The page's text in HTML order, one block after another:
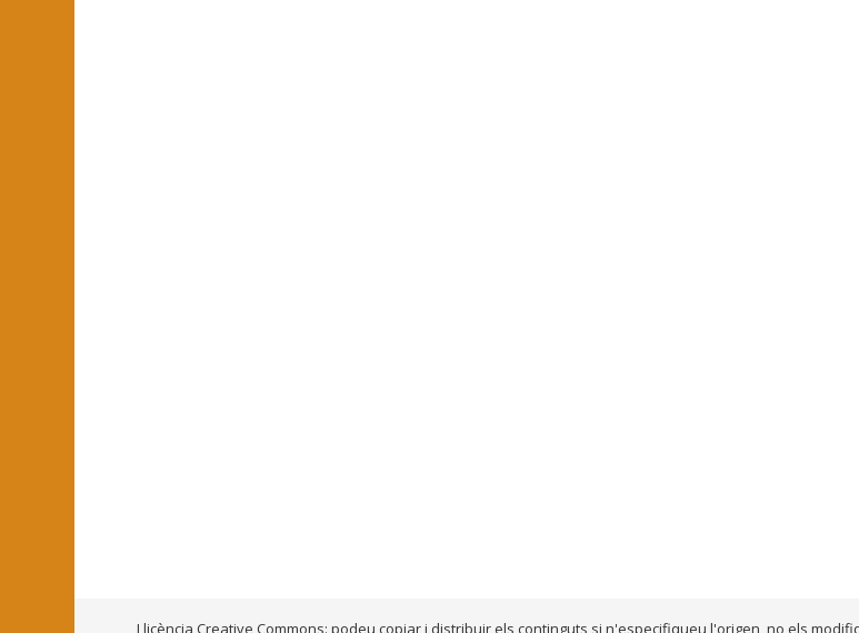
Llicència Creative Commons: podeu copiar i distribuir els continguts si n'especifiqueu l'origen, no els